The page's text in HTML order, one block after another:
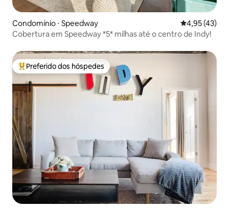
Condomínio ⋅ Speedway 4,95 de uma
4,95 (43)
Cobertura em Speedway *5* milhas até o centro de Indy!
Entre os melhores preferidos dos hóspedes
Preferido dos hóspedes